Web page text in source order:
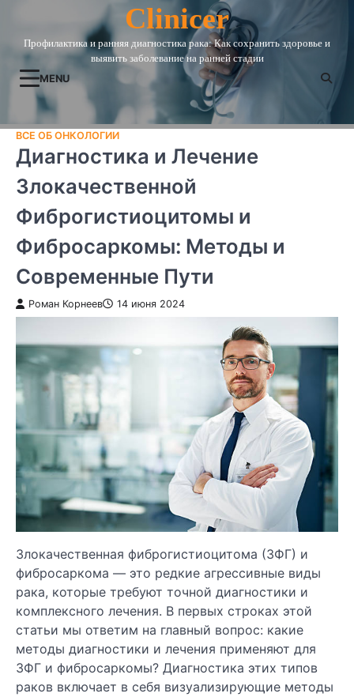
content
Clinicer
Профилактика и ранняя диагностика рака: Как сохранить здоровье и
выявить заболевание на ранней стадии
MENU
ВСЕ ОБ ОНКОЛОГИИ
Диагностика и Лечение
Злокачественной
Фиброгистиоцитомы и
Фибросаркомы: Методы и
Современные Пути
Роман Корнеев 14 июня 2024
Злокачественная фиброгистиоцитома (ЗФГ) и
фибросаркома — это редкие агрессивные виды
рака, которые требуют точной диагностики и
комплексного лечения. В первых строках этой
статьи мы ответим на главный вопрос: какие
методы диагностики и лечения применяют для
ЗФГ и фибросаркомы? Диагностика этих типов
раков включает в себя визуализирующие методы